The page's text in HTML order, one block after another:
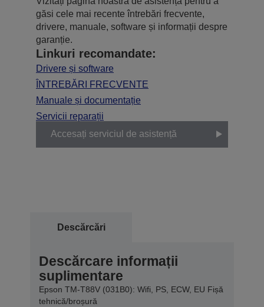
găsi cele mai recente întrebări frecvente,
drivere, manuale, software și informații despre
garanție.
Linkuri recomandate:
Drivere și software
ÎNTREBĂRI FRECVENTE
Manuale și documentație
Servicii reparații
Accesați serviciul de asistență
Descărcări
Descărcare informații
suplimentare
Epson TM-T88V (031B0): Wifi, PS, ECW, EU Fișă
tehnică/broșură